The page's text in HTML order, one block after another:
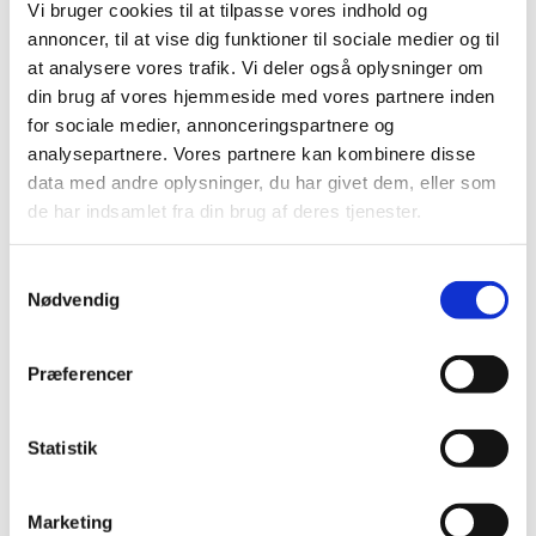
Vi bruger cookies til at tilpasse vores indhold og
annoncer, til at vise dig funktioner til sociale medier og til
at analysere vores trafik. Vi deler også oplysninger om
din brug af vores hjemmeside med vores partnere inden
for sociale medier, annonceringspartnere og
analysepartnere. Vores partnere kan kombinere disse
data med andre oplysninger, du har givet dem, eller som
de har indsamlet fra din brug af deres tjenester.
Nødvendig
Præferencer
Statistik
Marketing
– Vi må sikre ordentlige forhold for vores sejlere,
hvis de skal kunne sejle op mod de bedste i
verden. Vi må sørge for kvalitative ressourcer og
ikke mindst økonomiske midler, så der kan
trænes seriøs året rundt. Sejlernes skal også
internationale erfaring.
– Som virksomhed eller privatperson med
sejlsportsinteresser, bør du naturligvis have
mulighed for at støtte de aarhusianske
ungdomstalenter i deres mål om at vinde flere
internationale mesterskaber og medaljer til